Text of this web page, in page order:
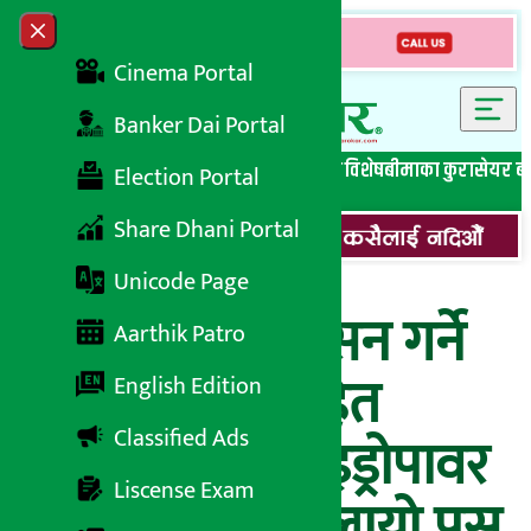
Skip to content
Close menu
Cinema Portal
Banker Dai Portal
Election Portal
Share Dhani Portal
Unicode Page
Aarthik Patro
English Edition
Classified Ads
Liscense Exam
सबै समाचारबेथिति मुर्दाबादबैंकिङ विशेष लघुवित्त विशेषबीमाका कुरासेयर
आइपीओ निष्कासन गर्ने
विशेष प्रस्तावसहित
बिन्ध्यवासिनी हाइड्रोपावर